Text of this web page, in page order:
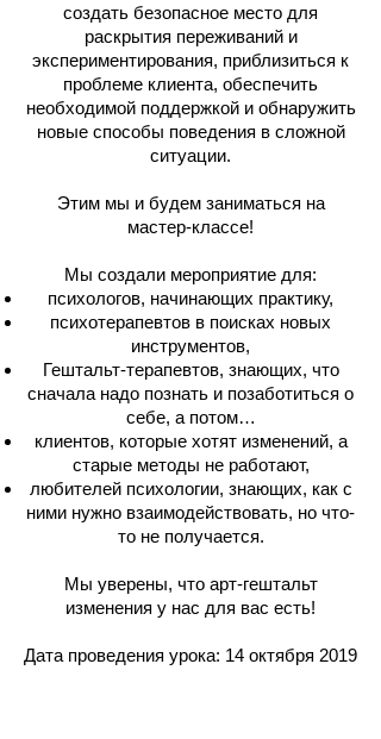
создать безопасное место для
раскрытия переживаний и
экспериментирования, приблизиться к
проблеме клиента, обеспечить
необходимой поддержкой и обнаружить
новые способы поведения в сложной
ситуации.
Этим мы и будем заниматься на
мастер-классе!
Мы создали мероприятие для:
психологов, начинающих практику,
психотерапевтов в поисках новых
инструментов,
Гештальт-терапевтов, знающих, что
сначала надо познать и позаботиться о
себе, а потом…
клиентов, которые хотят изменений, а
старые методы не работают,
любителей психологии, знающих, как с
ними нужно взаимодействовать, но что-
то не получается.
Мы уверены, что арт-гештальт
изменения у нас для вас есть!
Дата проведения урока: 14 октября 2019